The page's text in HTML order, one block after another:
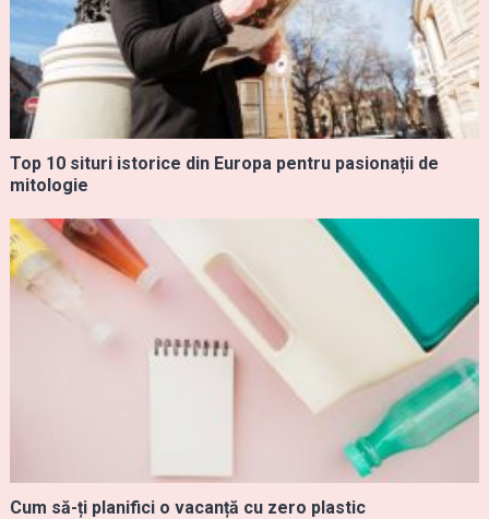
Top 10 situri istorice din Europa pentru pasionații de
mitologie
Cum să-ți planifici o vacanță cu zero plastic